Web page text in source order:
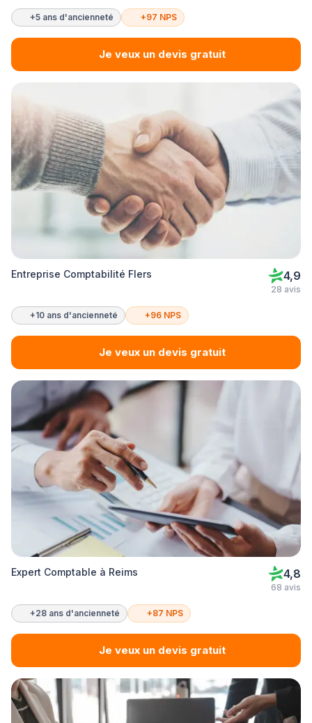
+5 ans d'ancienneté +97 NPS
Je veux un devis gratuit
Entreprise Comptabilité Flers 4,9
28 avis
+10 ans d'ancienneté +96 NPS
Je veux un devis gratuit
Expert Comptable à Reims 4,8
68 avis
+28 ans d'ancienneté +87 NPS
Je veux un devis gratuit